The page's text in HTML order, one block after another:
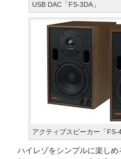
USB DAC「FS-3DA」
アクティブスピーカー「FS-
ハイレゾをシンプルに楽しめ